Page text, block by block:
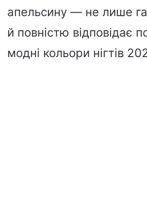
апельсину — не лише
й повністю відповідає
модні кольори нігтів